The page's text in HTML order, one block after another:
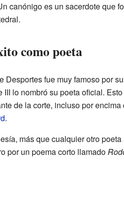
canónigo es un sacerdote que
como poeta
Desportes fue muy famoso por
III lo nombró su poeta oficial.
de la corte, incluso por
.
más que cualquier otro
por un poema corto llamado